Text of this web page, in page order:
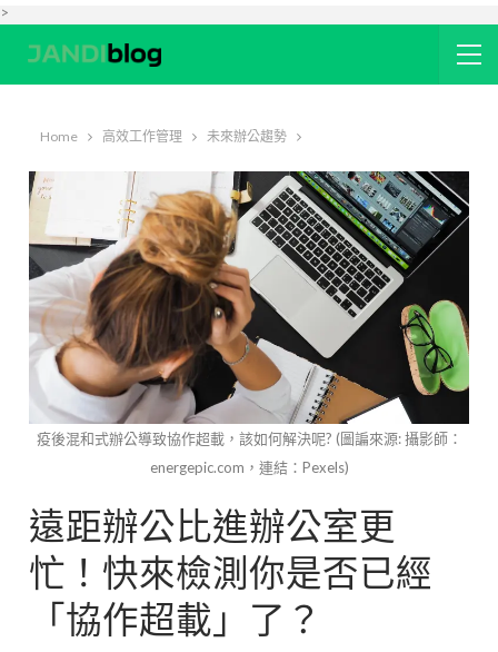
>
Home 高效工作管理 未來辦公趨勢
疫後混和式辦公導致協作超載，該如何解決呢? (圖諞來源: 攝影師：
energepic.com，連結：Pexels)
遠距辦公比進辦公室更
忙！快來檢測你是否已經
「協作超載」了？